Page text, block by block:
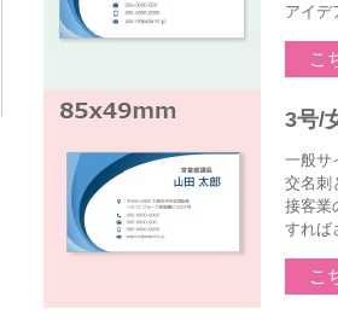
アイデ
こ
3号/
一般サ
交名刺
接客業
すれば
こ